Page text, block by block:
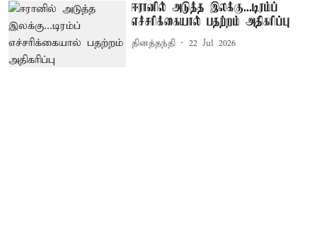
ஈரானில் அடுத்த இலக்கு...டிரம்ப்
எச்சரிக்கையால் பதற்றம் அதிகரிப்பு
தினத்தந்தி 22 Jul 2026